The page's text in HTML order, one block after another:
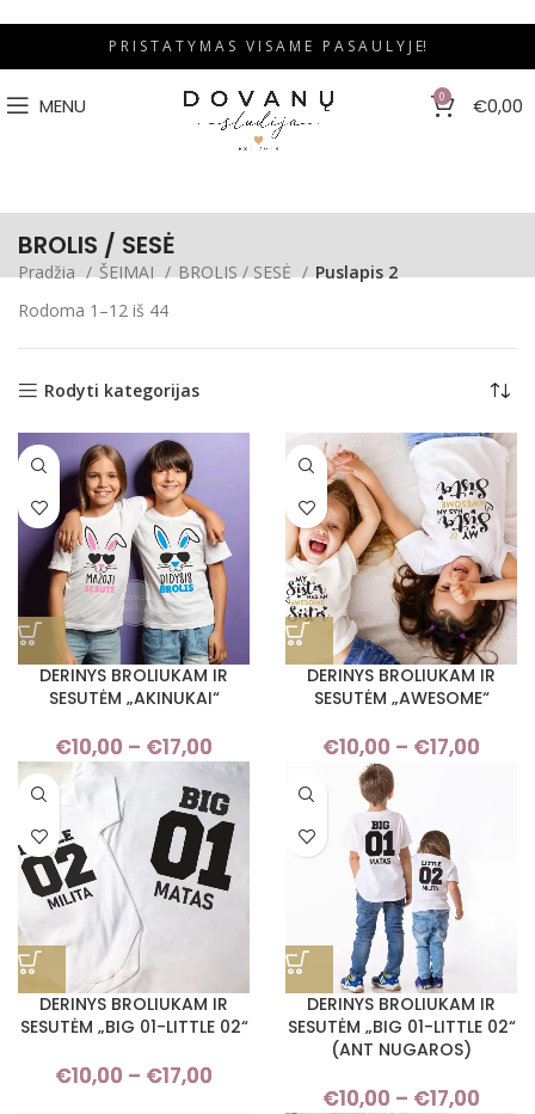
P R I S T A T Y M A S V I S A M E P A S A U L Y J E!
MENU 0 €0,00
BROLIS / SESĖ
Pradžia ŠEIMAI BROLIS / SESĖ
Puslapis 2
Rodoma 1–12 iš 44
Rodyti kategorijas
DERINYS BROLIUKAM IR
SESUTĖM „AKINUKAI“
€10,00 – €17,00
range:
€10,00
through
€17,00
DERINYS BROLIUKAM IR
SESUTĖM „AWESOME“
€10,00 – €17,00
DERINYS BROLIUKAM IR
SESUTĖM „BIG 01-LITTLE 02“
€10,00 – €17,00
DERINYS BROLIUKAM IR
SESUTĖM „BIG 01-LITTLE 02“
(ANT NUGAROS)
€10,00 – €17,00